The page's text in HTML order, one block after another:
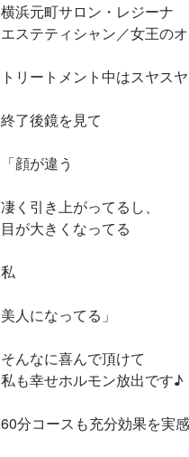
横浜元町サロン・レジーナ
エステティシャン／女王の
トリートメント中はスヤス
終了後鏡を見て
「顔が違う
凄く引き上がってるし、
目が大きくなってる
私
美人になってる 」
そんなに喜んで頂けて
私も幸せホルモン放出です♪
60分コースも充分効果を実